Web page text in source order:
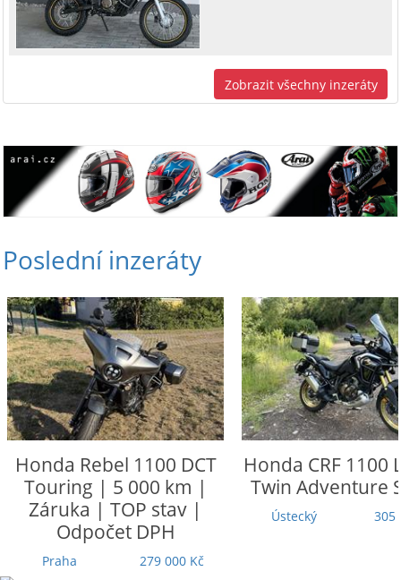
Zobrazit všechny inzeráty
Poslední inzeráty
Honda Rebel 1100 DCT
Touring | 5 000 km |
Záruka | TOP stav |
Odpočet DPH
Praha 279 000 Kč
Honda CRF 1100
Twin Adventure
Ústecký 305